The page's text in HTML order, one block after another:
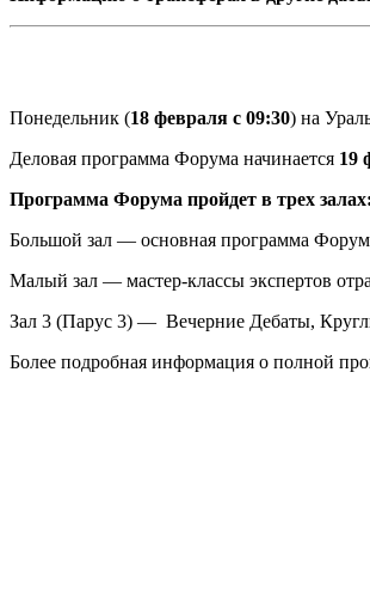
Понедельник (18 февраля с 09:30) на
Деловая программа Форума начинается 19
Программа Форума пройдет в трех залах:
Большой зал — основная программа
Малый зал — мастер-классы экспертов
Зал 3 (Парус 3) — Вечерние Дебаты,
Более подробная информация о полной